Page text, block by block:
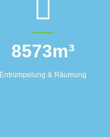
8573m³
Entrümpelung & Räumung